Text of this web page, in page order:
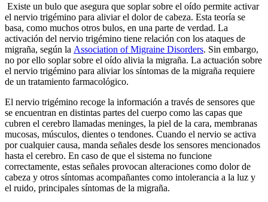
Existe un bulo que asegura que soplar sobre el oído permite activar
el nervio trigémino para aliviar el dolor de cabeza. Esta teoría se
basa, como muchos otros bulos, en una parte de verdad. La
activación del nervio trigémino tiene relación con los ataques de
migraña, según la Association of Migraine Disorders. Sin embargo,
no por ello soplar sobre el oído alivia la migraña. La actuación sobre
el nervio trigémino para aliviar los síntomas de la migraña requiere
de un tratamiento farmacológico.
El nervio trigémino recoge la información a través de sensores que
se encuentran en distintas partes del cuerpo como las capas que
cubren el cerebro llamadas meninges, la piel de la cara, membranas
mucosas, músculos, dientes o tendones. Cuando el nervio se activa
por cualquier causa, manda señales desde los sensores mencionados
hasta el cerebro. En caso de que el sistema no funcione
correctamente, estas señales provocan alteraciones como dolor de
cabeza y otros síntomas acompañantes como intolerancia a la luz y
el ruido, principales síntomas de la migraña.